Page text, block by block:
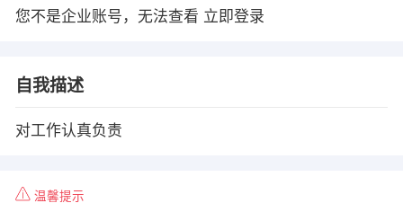
您不是企业账号，无法查看 立即登录
自我描述
对工作认真负责
温馨提示